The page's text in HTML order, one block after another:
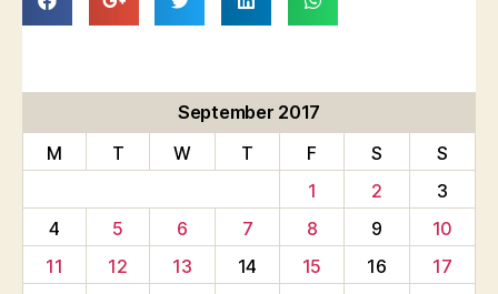
September 2017
M
T W T F S
S
1
2
3
4
5 6 7 8 9
10
11
12 13 14 15 16
17